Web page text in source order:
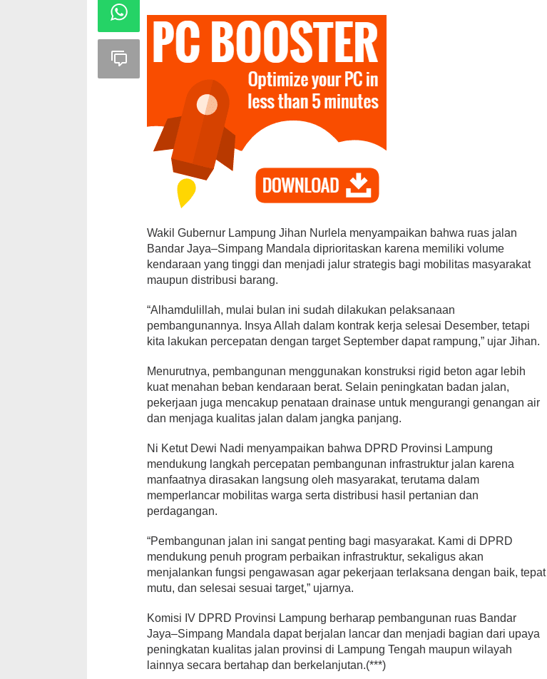
Wakil Gubernur Lampung Jihan Nurlela menyampaikan bahwa ruas jalan
Bandar Jaya–Simpang Mandala diprioritaskan karena memiliki volume
kendaraan yang tinggi dan menjadi jalur strategis bagi mobilitas masyarakat
maupun distribusi barang.
“Alhamdulillah, mulai bulan ini sudah dilakukan pelaksanaan
pembangunannya. Insya Allah dalam kontrak kerja selesai Desember, tetapi
kita lakukan percepatan dengan target September dapat rampung,” ujar Jihan.
Menurutnya, pembangunan menggunakan konstruksi rigid beton agar lebih
kuat menahan beban kendaraan berat. Selain peningkatan badan jalan,
pekerjaan juga mencakup penataan drainase untuk mengurangi genangan air
dan menjaga kualitas jalan dalam jangka panjang.
Ni Ketut Dewi Nadi menyampaikan bahwa DPRD Provinsi Lampung
mendukung langkah percepatan pembangunan infrastruktur jalan karena
manfaatnya dirasakan langsung oleh masyarakat, terutama dalam
memperlancar mobilitas warga serta distribusi hasil pertanian dan
perdagangan.
“Pembangunan jalan ini sangat penting bagi masyarakat. Kami di DPRD
mendukung penuh program perbaikan infrastruktur, sekaligus akan
menjalankan fungsi pengawasan agar pekerjaan terlaksana dengan baik, tepat
mutu, dan selesai sesuai target,” ujarnya.
Komisi IV DPRD Provinsi Lampung berharap pembangunan ruas Bandar
Jaya–Simpang Mandala dapat berjalan lancar dan menjadi bagian dari upaya
peningkatan kualitas jalan provinsi di Lampung Tengah maupun wilayah
lainnya secara bertahap dan berkelanjutan.(***)